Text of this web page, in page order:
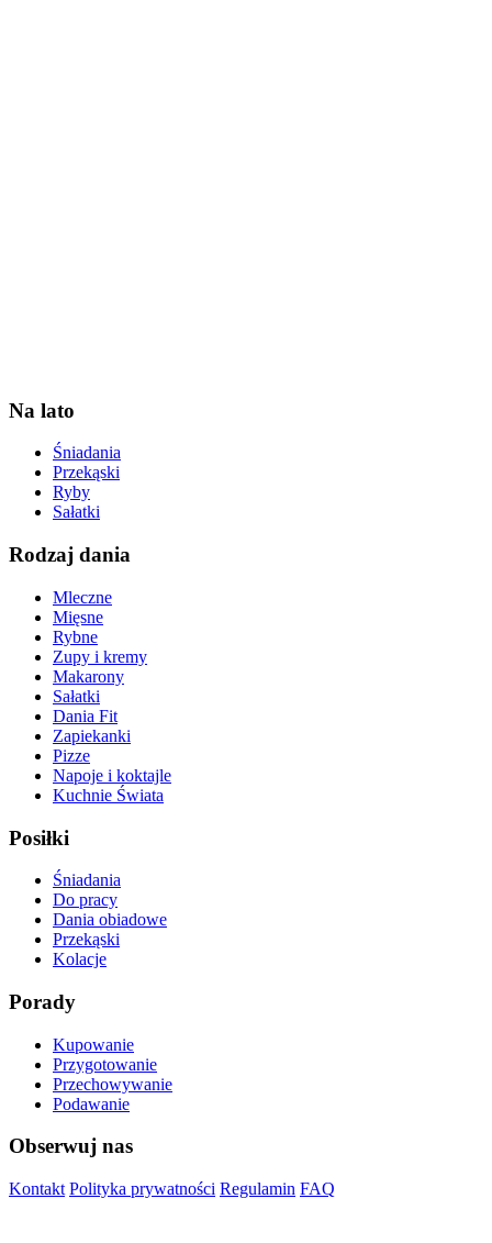
Na lato
Śniadania
Przekąski
Ryby
Sałatki
Rodzaj dania
Mleczne
Mięsne
Rybne
Zupy i kremy
Makarony
Sałatki
Dania Fit
Zapiekanki
Pizze
Napoje i koktajle
Kuchnie Świata
Posiłki
Śniadania
Do pracy
Dania obiadowe
Przekąski
Kolacje
Porady
Kupowanie
Przygotowanie
Przechowywanie
Podawanie
Obserwuj nas
Kontakt Polityka prywatności Regulamin FAQ